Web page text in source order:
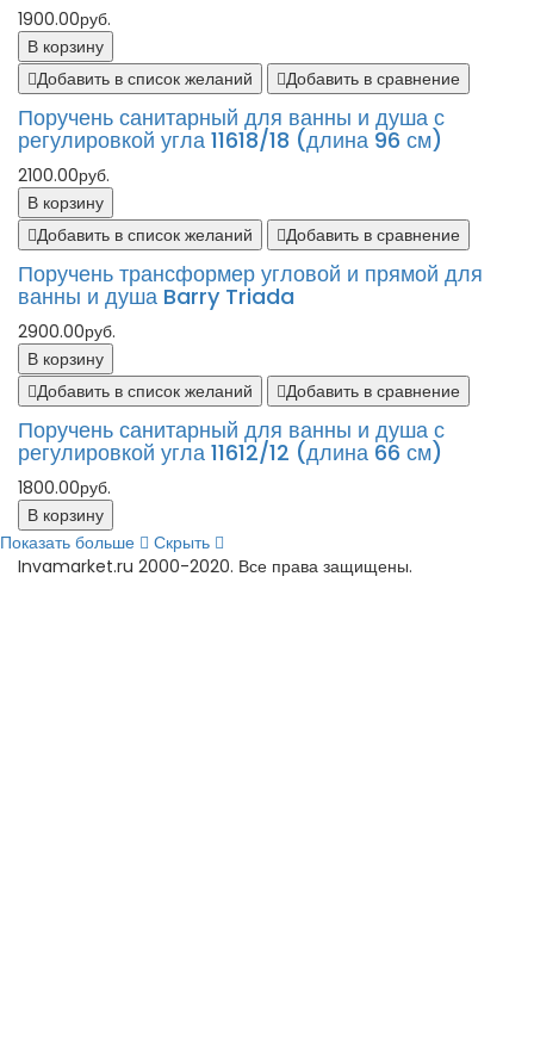
1900.00руб.
В корзину
Добавить в список желаний
Добавить в сравнение
Поручень санитарный для ванны и душа с
регулировкой угла 11618/18 (длина 96 см)
2100.00руб.
В корзину
Добавить в список желаний
Добавить в сравнение
Поручень трансформер угловой и прямой для
ванны и душа Barry Triada
2900.00руб.
В корзину
Добавить в список желаний
Добавить в сравнение
Поручень санитарный для ванны и душа с
регулировкой угла 11612/12 (длина 66 см)
1800.00руб.
В корзину
Показать больше
Скрыть
Invamarket.ru 2000-2020. Все права защищены.